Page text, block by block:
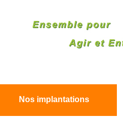
Nos implantations